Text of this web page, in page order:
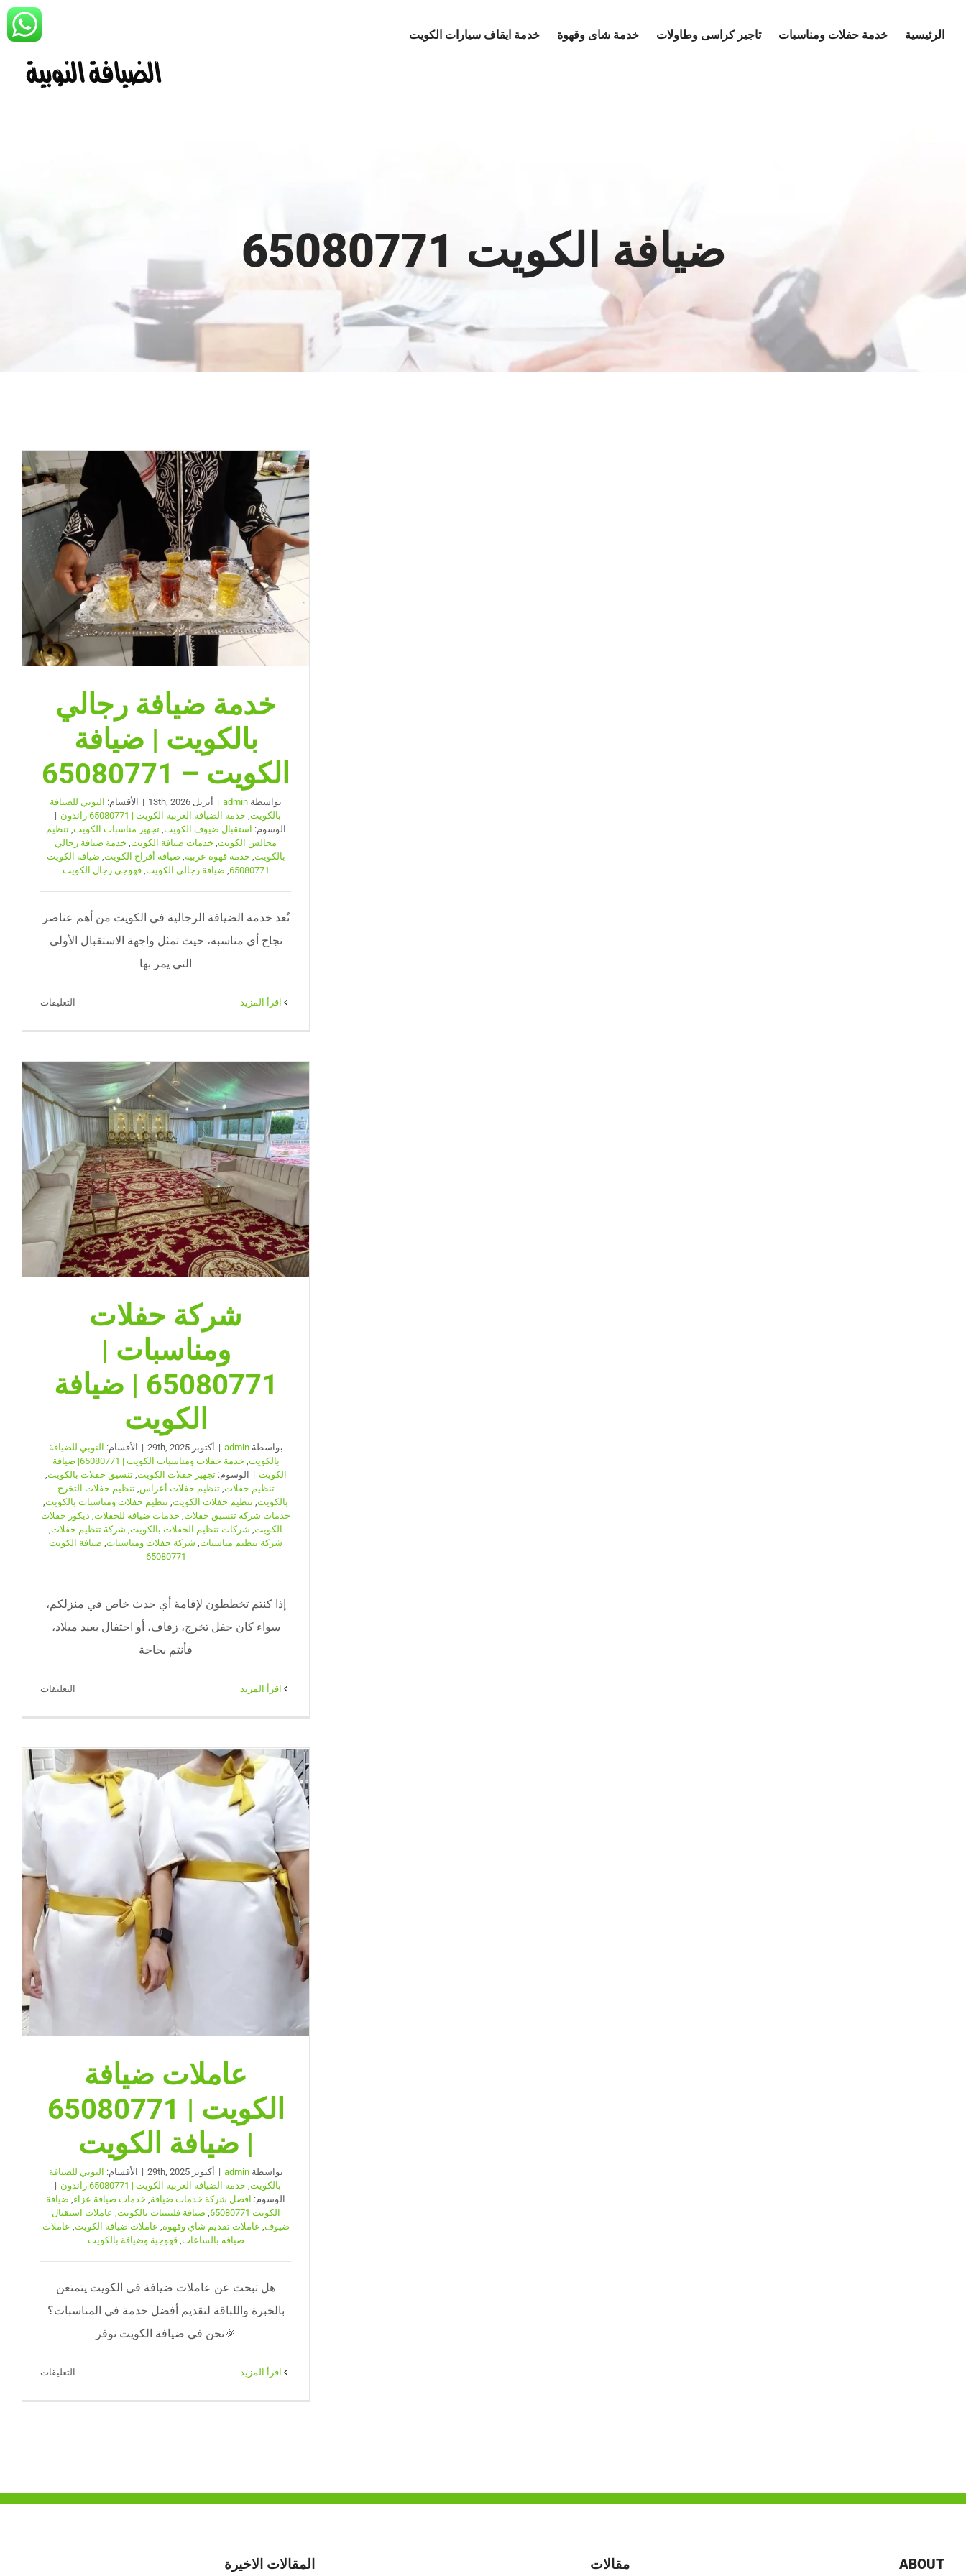
الرئيسية خدمة حفلات ومناسبات تاجير كراسى وطاولات خدمة شاى وقهوة خدمة ايقاف سيارات الكويت
ضيافة الكويت 65080771
خدمة ضيافة رجالي
بالكويت | ضيافة
الكويت – 65080771
بواسطة admin
| أبريل 13th, 2026 | الأقسام: النوبي للضيافة
بالكويت, خدمة الضيافة العربية الكويت | 65080771|رائدون
|
الوسوم: استقبال ضيوف الكويت,تجهيز مناسبات الكويت,تنظيم
مجالس الكويت, خدمات ضيافة الكويت, خدمة ضيافة رجالي
بالكويت, خدمة قهوة عربية, ضيافة أفراح الكويت, ضيافة الكويت
65080771
, ضيافة رجالي الكويت,قهوجي رجال الكويت
تُعد خدمة الضيافة الرجالية في الكويت من أهم عناصر
نجاح أي مناسبة، حيث تمثل واجهة الاستقبال الأولى
التي يمر بها
‫اقرأ المزيد التعليقات
بالكويت
|
ضيافة
الكويت
65080771
مغلقة
شركة حفلات
ومناسبات |
65080771 | ضيافة
الكويت
بواسطةadmin
| أكتوبر 29th, 2025 | الأقسام: النوبي للضيافة
بالكويت,
خدمة حفلات ومناسبات الكويت | 65080771| ضيافة
الكويت | الوسوم:تجهيز حفلات الكويت,تنسيق حفلات بالكويت,
تنظيم حفلات,تنظيم حفلات أعراس,تنظيم حفلات التخرج
بالكويت, تنظيم حفلات الكويت, تنظيم حفلات ومناسبات بالكويت,
خدمات شركة تنسيق حفلات, خدمات ضيافة للحفلات, ديكور حفلات
الكويت, شركات تنظيم الحفلات بالكويت, شركة تنظيم حفلات,
شركة تنظيم مناسبات, شركة حفلات ومناسبات, ضيافة الكويت
65080771
إذا كنتم تخططون لإقامة أي حدث خاص في منزلكم،
سواء كان حفل تخرج، زفاف، أو احتفال بعيد ميلاد،
فأنتم بحاجة
‫اقرأ المزيد التعليقات
|
65080771
ضيافة
عاملات ضيافة
الكويت | 65080771
| ضيافة الكويت
بواسطةadmin
| أكتوبر 29th, 2025 | الأقسام: النوبي للضيافة
بالكويت خدمة الضيافة العربية الكويت | 65080771|رائدون
|
الوسوم: افضل شركة خدمات ضيافة خدمات ضيافة عزاء ضيافة
الكويت 65080771
ضيافة فلبينيات بالكويت عاملات استقبال
ضيوف عاملات تقديم شاي وقهوة عاملات ضيافة الكويت عاملات
ضيافه بالساعات ,قهوجية وضيافة بالكويت
هل تبحث عن عاملات ضيافة في الكويت يتمتعن
بالخبرة واللباقة لتقديم أفضل خدمة في المناسبات؟
🎉نحن في ضيافة الكويت نوفر
‫اقرأ المزيد التعليقات
ضيافة
ABOUT مقالات المقالات الاخيرة